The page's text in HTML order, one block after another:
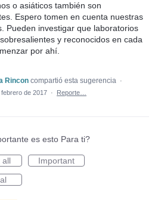
o asiáticos también son
Espero tomen en cuenta nuestras
Pueden investigar que laboratorios
y reconocidos en cada
por ahí.
Rincon compartió esta sugerencia ·
febrero de 2017 · Reporte…
es esto Para ti?
all
Important